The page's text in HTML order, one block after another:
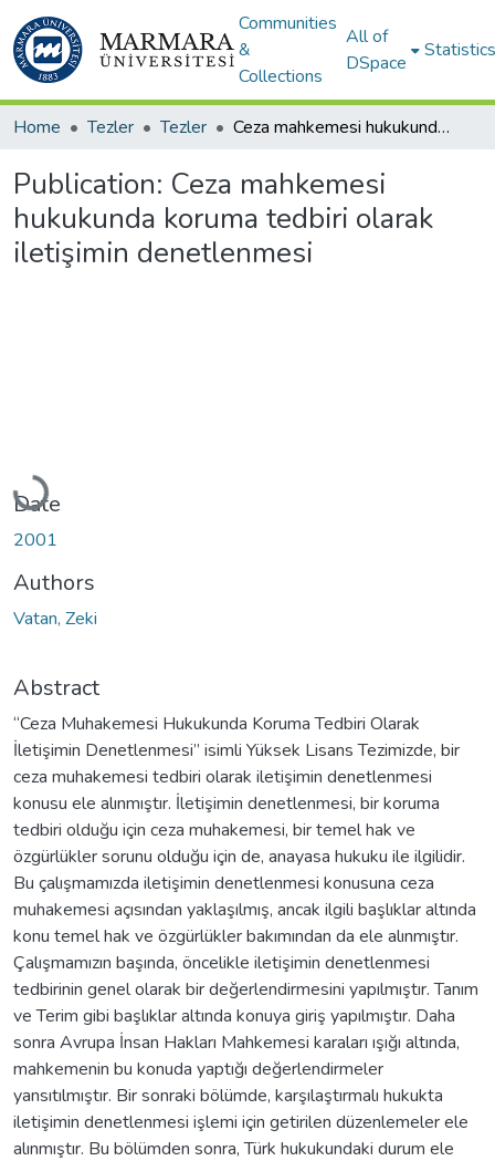
Communities
&
Collections
All of
DSpace
Statistics
Home Tezler Tezler Ceza mahkemesi hukukunda koruma tedbiri olarak iletişimin denetlenmesi
Publication: Ceza mahkemesi
hukukunda koruma tedbiri olarak
iletişimin denetlenmesi
Loading...
Date
2001
Authors
Vatan, Zeki
Abstract
“Ceza Muhakemesi Hukukunda Koruma Tedbiri Olarak
İletişimin Denetlenmesi” isimli Yüksek Lisans Tezimizde, bir
ceza muhakemesi tedbiri olarak iletişimin denetlenmesi
konusu ele alınmıştır. İletişimin denetlenmesi, bir koruma
tedbiri olduğu için ceza muhakemesi, bir temel hak ve
özgürlükler sorunu olduğu için de, anayasa hukuku ile ilgilidir.
Bu çalışmamızda iletişimin denetlenmesi konusuna ceza
muhakemesi açısından yaklaşılmış, ancak ilgili başlıklar altında
konu temel hak ve özgürlükler bakımından da ele alınmıştır.
Çalışmamızın başında, öncelikle iletişimin denetlenmesi
tedbirinin genel olarak bir değerlendirmesini yapılmıştır. Tanım
ve Terim gibi başlıklar altında konuya giriş yapılmıştır. Daha
sonra Avrupa İnsan Hakları Mahkemesi karaları ışığı altında,
mahkemenin bu konuda yaptığı değerlendirmeler
yansıtılmıştır. Bir sonraki bölümde, karşılaştırmalı hukukta
iletişimin denetlenmesi işlemi için getirilen düzenlemeler ele
alınmıştır. Bu bölümden sonra, Türk hukukundaki durum ele